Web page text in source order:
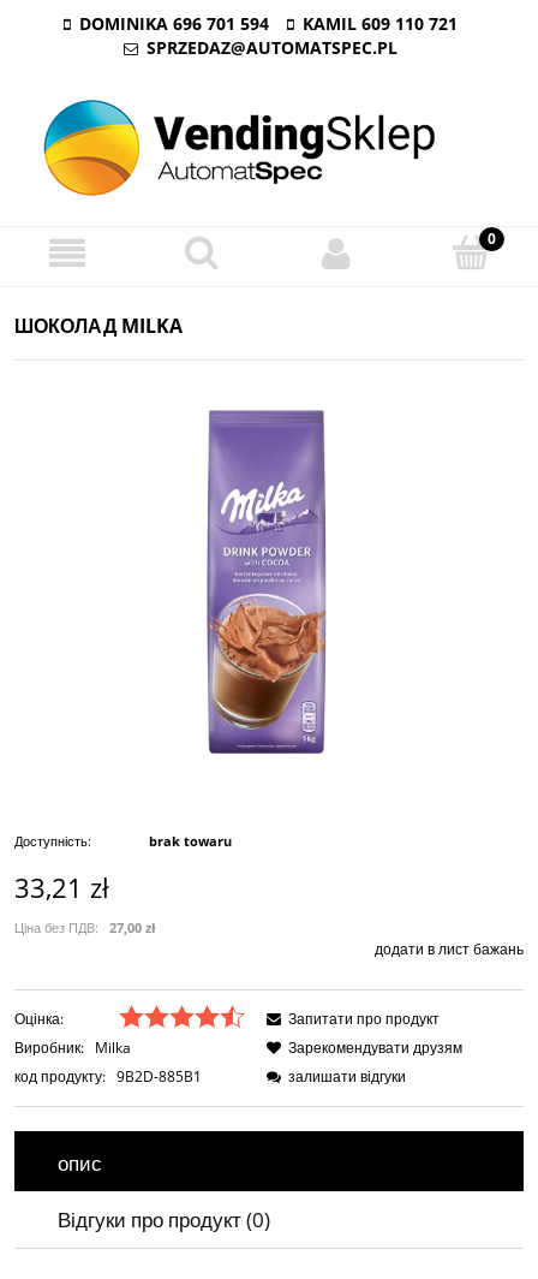
DOMINIKA 696 701 594
KAMIL 609 110 721
SPRZEDAZ@AUTOMATSPEC.PL
ШОКОЛАД MILKA
Доступність: brak towaru
33,21 zł
Ціна без ПДВ: 27,00 zł
додати в лист бажань
Оцінка:
Виробник: Milka
код продукту: 9B2D-885B1
Запитати про продукт
Зарекомендувати друзям
залишати відгуки
опис
Відгуки про продукт (0)